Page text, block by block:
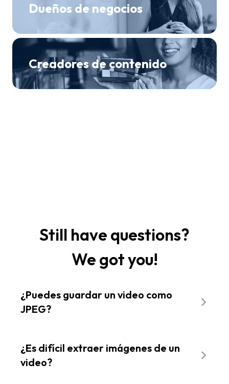
Dueños de negocios
Creadores de contenido
Still have questions?
We got you!
¿Puedes guardar un video como
JPEG?
como JPEG, pero Flixier te permite extraer
cualquier fotograma y guardarlo como
¿Es difícil extraer imágenes de un
video?